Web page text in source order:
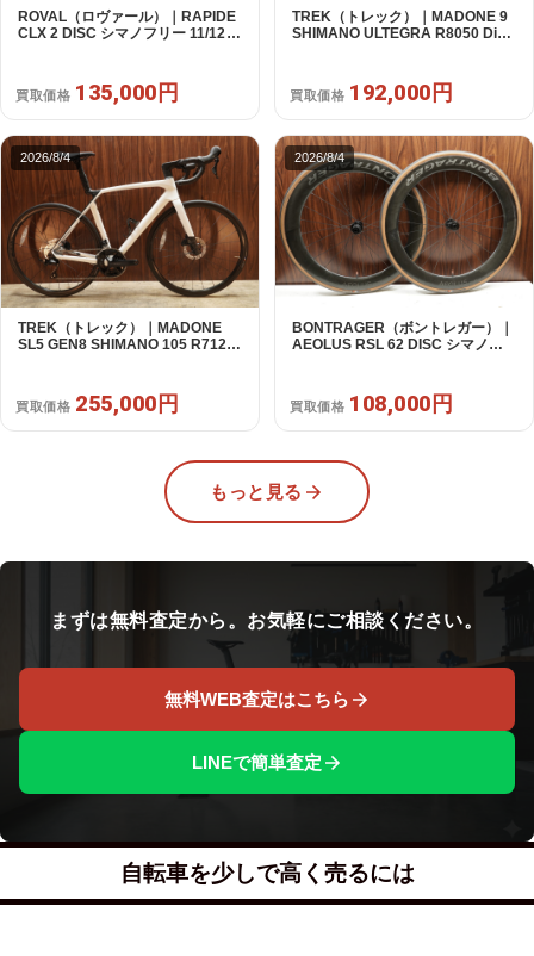
ROVAL（ロヴァール）｜RAPIDE
CLX 2 DISC シマノフリー 11/12s
買取価格 135,000円
TREK（トレック）｜MADONE 9
SHIMANO ULTEGRA R8050 Di2
買取価格 192,000円
2026/8/4
TREK（トレック）｜MADONE
SL5 GEN8 SHIMANO 105 R7120
買取価格 255,000円
2026/8/4
BONTRAGER（ボントレガー）｜
AEOLUS RSL 62 DISC シマノフ
買取価格 108,000円
もっと見る
まずは無料査定から。お気軽にご相談ください。
無料WEB査定はこちら
LINEで簡単査定
自転車を少しで高く売るには